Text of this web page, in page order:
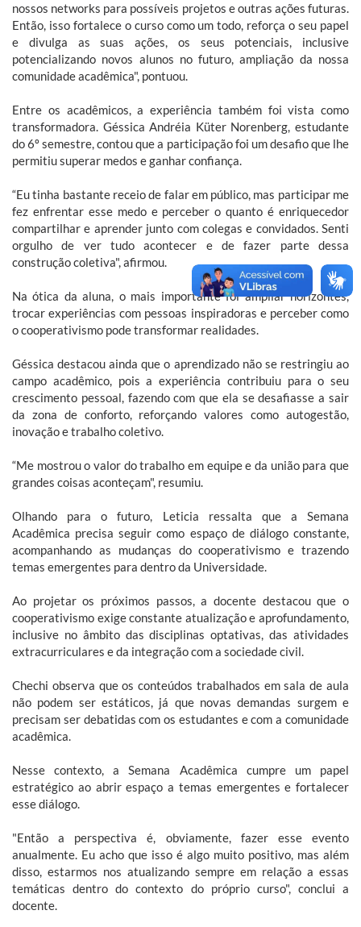
nossos networks para possíveis projetos e outras ações futuras.
Então, isso fortalece o curso como um todo, reforça o seu papel
e divulga as suas ações, os seus potenciais, inclusive
potencializando novos alunos no futuro, ampliação da nossa
comunidade acadêmica", pontuou.
Entre os acadêmicos, a experiência também foi vista como
transformadora. Géssica Andréia Küter Norenberg, estudante
do 6º semestre, contou que a participação foi um desafio que lhe
permitiu superar medos e ganhar confiança.
“Eu tinha bastante receio de falar em público, mas participar me
fez enfrentar esse medo e perceber o quanto é enriquecedor
compartilhar e aprender junto com colegas e convidados. Senti
orgulho de ver tudo acontecer e de fazer parte dessa
construção coletiva", afirmou.
Na ótica da aluna, o mais importante foi ampliar horizontes,
trocar experiências com pessoas inspiradoras e perceber como
o cooperativismo pode transformar realidades.
Géssica destacou ainda que o aprendizado não se restringiu ao
campo acadêmico, pois a experiência contribuiu para o seu
crescimento pessoal, fazendo com que ela se desafiasse a sair
da zona de conforto, reforçando valores como autogestão,
inovação e trabalho coletivo.
“Me mostrou o valor do trabalho em equipe e da união para que
grandes coisas aconteçam", resumiu.
Olhando para o futuro, Leticia ressalta que a Semana
Acadêmica precisa seguir como espaço de diálogo constante,
acompanhando as mudanças do cooperativismo e trazendo
temas emergentes para dentro da Universidade.
Ao projetar os próximos passos, a docente destacou que o
cooperativismo exige constante atualização e aprofundamento,
inclusive no âmbito das disciplinas optativas, das atividades
extracurriculares e da integração com a sociedade civil.
Chechi observa que os conteúdos trabalhados em sala de aula
não podem ser estáticos, já que novas demandas surgem e
precisam ser debatidas com os estudantes e com a comunidade
acadêmica.
Nesse contexto, a Semana Acadêmica cumpre um papel
estratégico ao abrir espaço a temas emergentes e fortalecer
esse diálogo.
"Então a perspectiva é, obviamente, fazer esse evento
anualmente. Eu acho que isso é algo muito positivo, mas além
disso, estarmos nos atualizando sempre em relação a essas
temáticas dentro do contexto do próprio curso", conclui a
docente.